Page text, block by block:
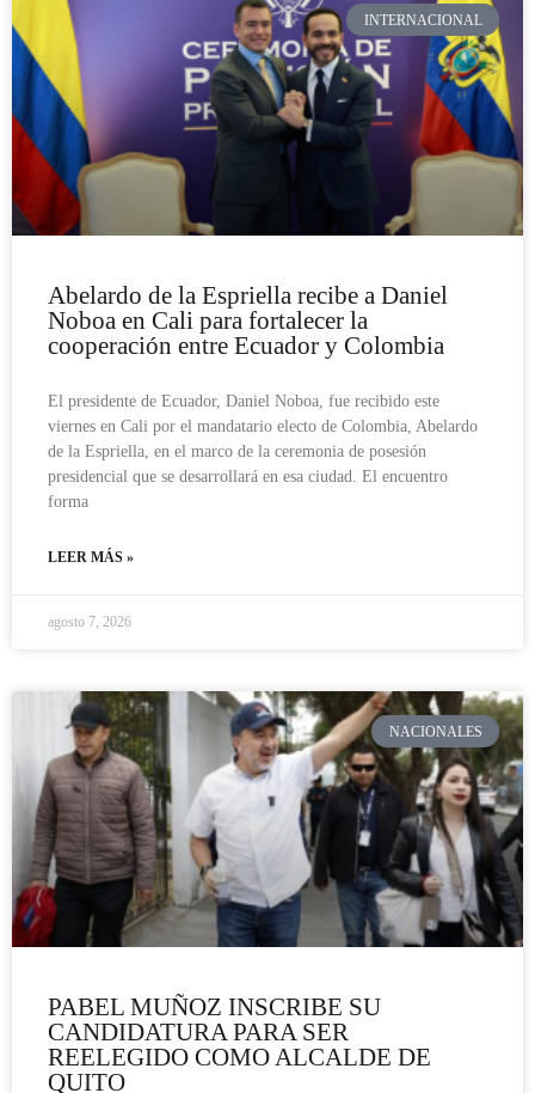
INTERNACIONAL
Abelardo de la Espriella recibe a Daniel
Noboa en Cali para fortalecer la
cooperación entre Ecuador y Colombia
El presidente de Ecuador, Daniel Noboa, fue recibido este
viernes en Cali por el mandatario electo de Colombia, Abelardo
de la Espriella, en el marco de la ceremonia de posesión
presidencial que se desarrollará en esa ciudad. El encuentro
forma
LEER MÁS »
agosto 7, 2026
NACIONALES
PABEL MUÑOZ INSCRIBE SU
CANDIDATURA PARA SER
REELEGIDO COMO ALCALDE DE
QUITO